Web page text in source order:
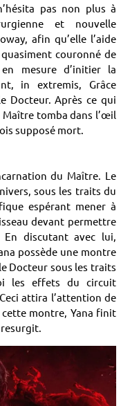
pas non plus à
et nouvelle
afin qu’elle l’aide
couronné de
mesure d’initier la
in extremis, Grâce
Docteur. Après ce qui
Maître tomba dans l’œil
supposé mort.
du Maître. Le
sous les traits du
espérant mener à
devant permettre
discutant avec lui,
possède une montre
Docteur sous les traits
les effets du circuit
attira l’attention de
montre, Yana finit